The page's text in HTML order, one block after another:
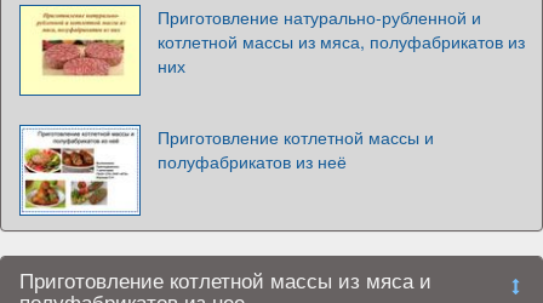
Приготовление натурально-рубленной и
котлетной массы из мяса, полуфабрикатов из
них
Приготовление котлетной массы и
полуфабрикатов из неё
Приготовление котлетной массы из мяса и